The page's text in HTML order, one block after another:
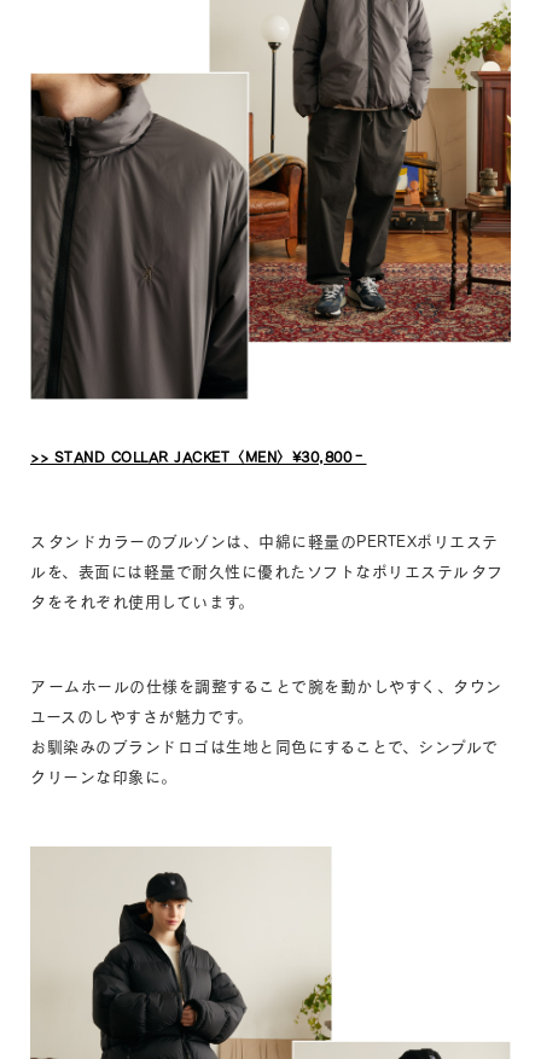
>> STAND COLLAR JACKET〈MEN〉¥30,800‐
スタンドカラーのブルゾンは、中綿に軽量のPERTEXポリエステ
ルを、表面には軽量で耐久性に優れたソフトなポリエステルタフ
タをそれぞれ使用しています。
アームホールの仕様を調整することで腕を動かしやすく、タウン
ユースのしやすさが魅力です。
お馴染みのブランドロゴは生地と同色にすることで、シンプルで
クリーンな印象に。